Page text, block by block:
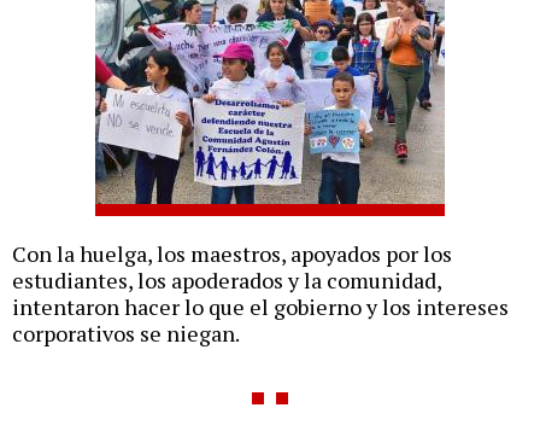
Con la huelga, los maestros, apoyados por los
estudiantes, los apoderados y la comunidad,
intentaron hacer lo que el gobierno y los intereses
corporativos se niegan.